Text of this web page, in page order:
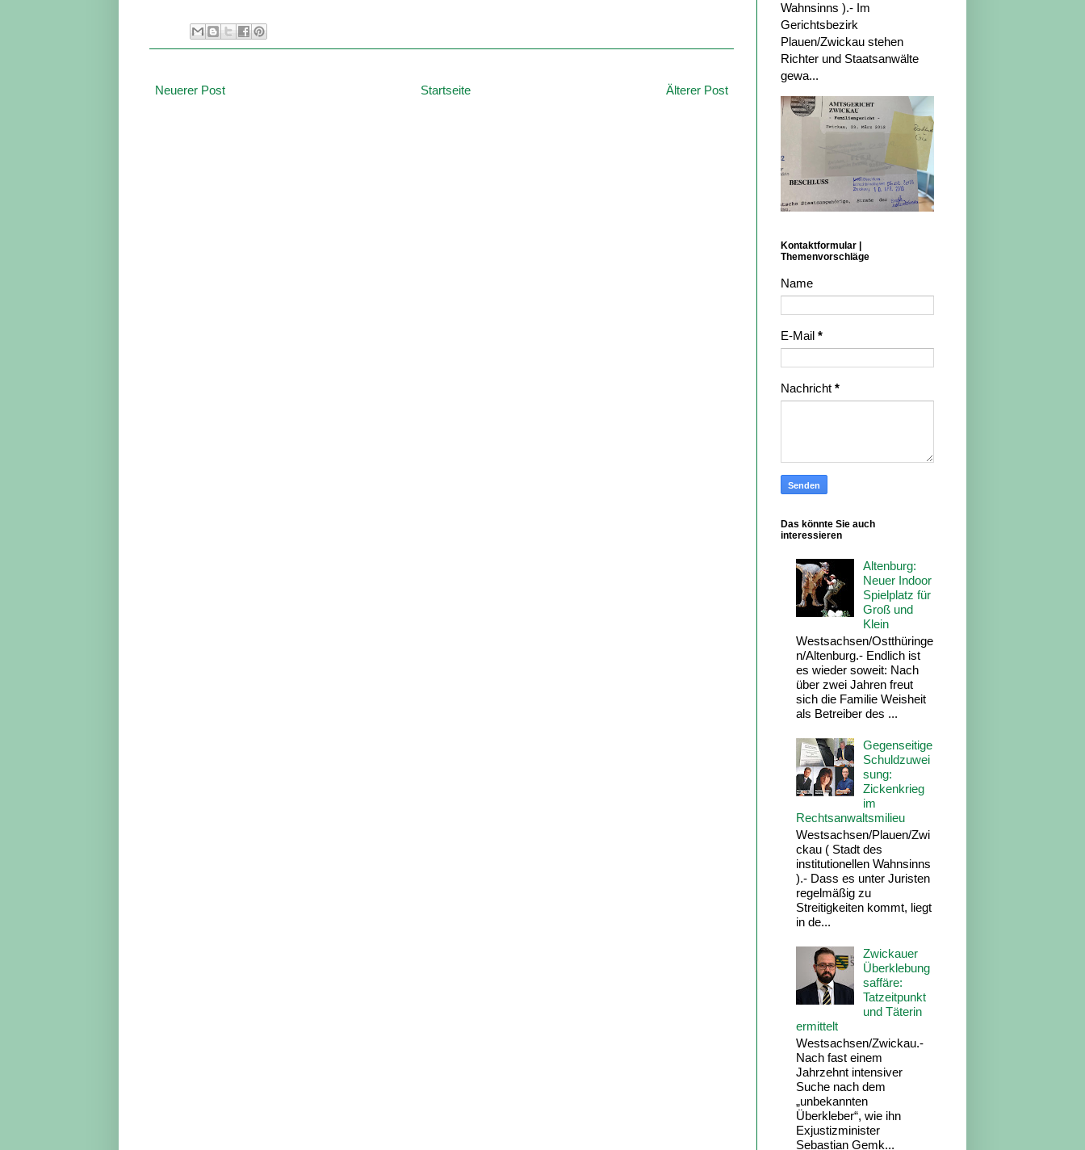
Neuerer Post Älterer Post
Startseite
Wahnsinns ).- Im
Gerichtsbezirk
Plauen/Zwickau stehen
Richter und Staatsanwälte
gewa...
Kontaktformular |
Themenvorschläge
Name
E-Mail *
Nachricht *
Das könnte Sie auch
interessieren
Altenburg:
Neuer Indoor
Spielplatz für
Groß und
Klein
Westsachsen/Ostthüringe
n/Altenburg.- Endlich ist
es wieder soweit: Nach
über zwei Jahren freut
sich die Familie Weisheit
als Betreiber des ...
Gegenseitige
Schuldzuwei
sung:
Zickenkrieg
im
Rechtsanwaltsmilieu
Westsachsen/Plauen/Zwi
ckau ( Stadt des
institutionellen Wahnsinns
).- Dass es unter Juristen
regelmäßig zu
Streitigkeiten kommt, liegt
in de...
Zwickauer
Überklebung
saffäre:
Tatzeitpunkt
und Täterin
ermittelt
Westsachsen/Zwickau.-
Nach fast einem
Jahrzehnt intensiver
Suche nach dem
„unbekannten
Überkleber“, wie ihn
Exjustizminister
Sebastian Gemk...